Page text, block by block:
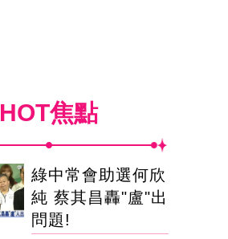
HOT焦點
綠中常會助選何欣
純 蔡其昌轟"盧"出
問題!